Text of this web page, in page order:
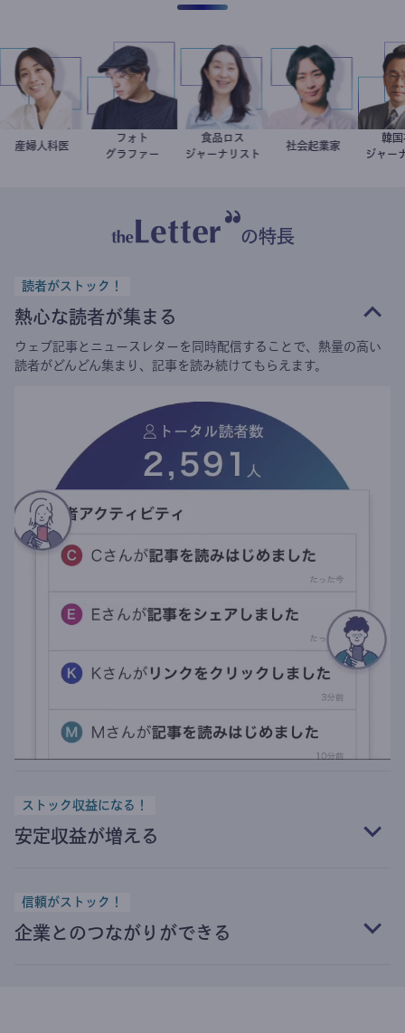
稲葉可奈子
産婦人科医 別所隆弘
フォト
グラファー
井出留美
食品ロス
ジャーナリスト
駒崎弘樹
社会起業家
ジ
の特長
読者がストック！
熱心な読者が集まる
ウェブ記事とニュースレターを同時配信することで、熱量の高い
読者がどんどん集まり、記事を読み続けてもらえます。
ストック収益になる！
安定収益が増える
信頼がストック！
企業とのつながりができる